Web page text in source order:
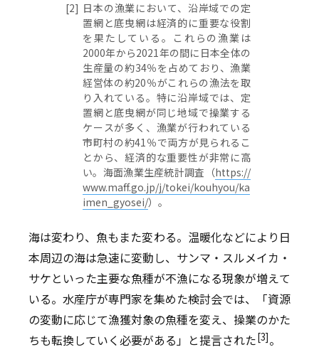
[2] 日本の漁業において、沿岸域での定
置網と底曳網は経済的に重要な役割
を果たしている。これらの漁業は
2000年から2021年の間に日本全体の
生産量の約34％を占めており、漁業
経営体の約20％がこれらの漁法を取
り入れている。特に沿岸域では、定
置網と底曳網が同じ地域で操業する
ケースが多く、漁業が行われている
市町村の約41％で両方が見られるこ
とから、経済的な重要性が非常に高
い。海面漁業生産統計調査（https://
www.maff.go.jp/j/tokei/kouhyou/ka
imen_gyosei/）。
海は変わり、魚もまた変わる。温暖化などにより日
本周辺の海は急速に変動し、サンマ・スルメイカ・
サケといった主要な魚種が不漁になる現象が増えて
いる。水産庁が専門家を集めた検討会では、「資源
の変動に応じて漁獲対象の魚種を変え、操業のかた
ちも転換していく必要がある」と提言された[3]。